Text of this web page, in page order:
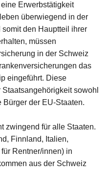
Erwerbstätigkeit
überwiegend in der
den Hauptteil ihrer
müssen
in der Schweiz
das
eingeführt. Diese
sowohl
der EU-Staaten.
zwingend für alle Staaten.
Finnland, Italien,
Rentner/innen) in
aus der Schweiz